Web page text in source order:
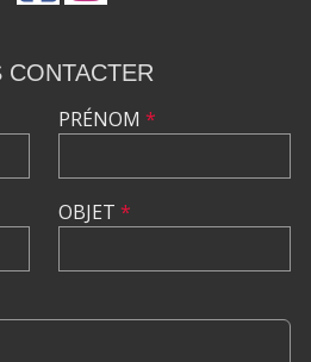
CONTACTER
PRÉNOM *
OBJET *